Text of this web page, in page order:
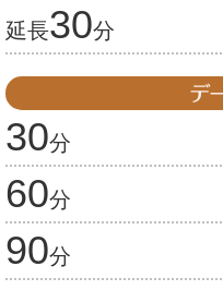
延長30分
30分
60分
90分